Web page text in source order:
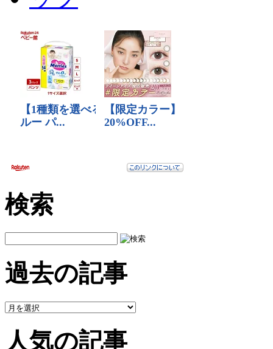
検索
過去の記事
人気の記事